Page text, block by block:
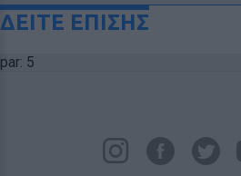
ΔΕΙΤΕ ΕΠΙΣΗΣ
par: 5